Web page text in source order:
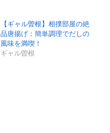
【ギャル曽根】相撲部屋の絶
品唐揚げ：簡単調理でだしの
風味を満喫！
ギャル曽根